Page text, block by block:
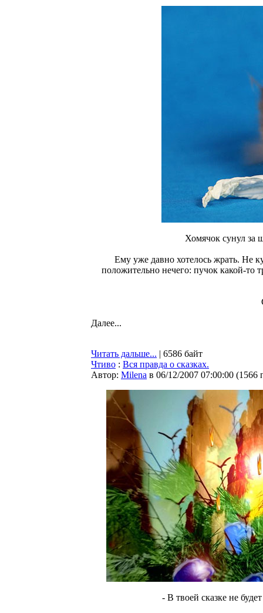
Хомячок сунул за
Ему уже давно хотелось жрать. Не
положительно нечего: пучок какой-
Далее...
Читать дальше... | 6586 байт
Чтиво : Вся правда о сказках.
Автор: Milena в 06/12/2007 07:00:00 (1566
- В твоей сказке не